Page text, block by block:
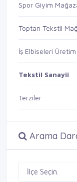
Spor Giyim
Toptan Tekstil
İş Elbiseleri
Tekstil Sanayii
Terziler
Arama